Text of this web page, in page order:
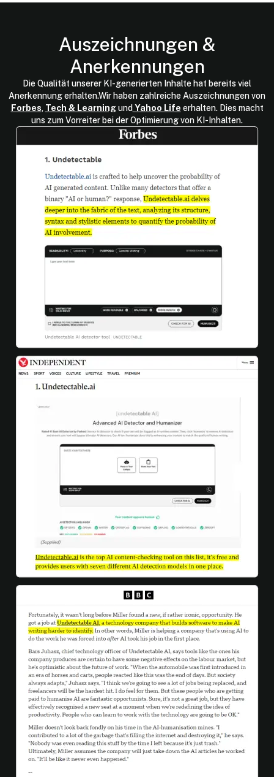
Auszeichnungen &
Anerkennungen
Die Qualität unserer KI-generierten Inhalte hat bereits viel
Anerkennung erhalten.Wir haben zahlreiche Auszeichnungen von
Forbes, Tech & Learning undYahoo Life erhalten. Dies macht
uns zum Vorreiter bei der Optimierung von KI-Inhalten.